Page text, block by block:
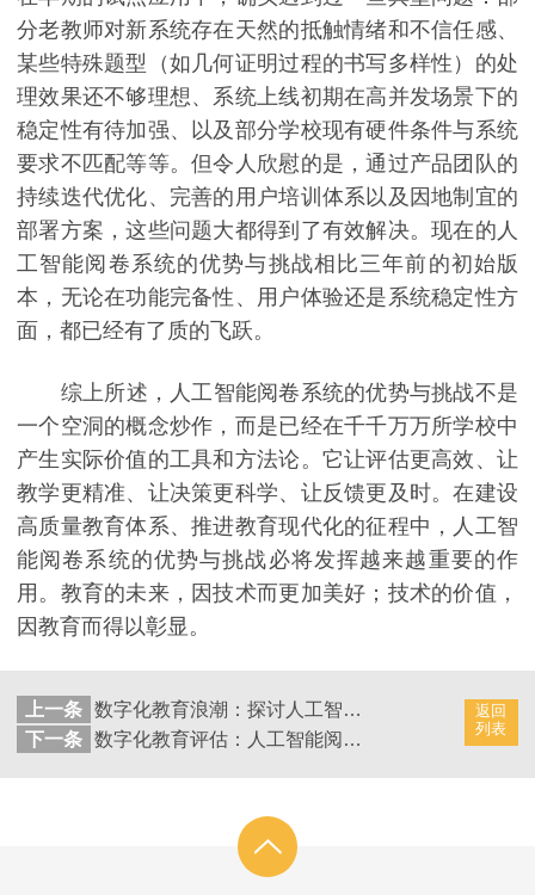
分老教师对新系统存在天然的抵触情绪和不信任感、
某些特殊题型（如几何证明过程的书写多样性）的处
理效果还不够理想、系统上线初期在高并发场景下的
稳定性有待加强、以及部分学校现有硬件条件与系统
要求不匹配等等。但令人欣慰的是，通过产品团队的
持续迭代优化、完善的用户培训体系以及因地制宜的
部署方案，这些问题大都得到了有效解决。现在的人
工智能阅卷系统的优势与挑战相比三年前的初始版
本，无论在功能完备性、用户体验还是系统稳定性方
面，都已经有了质的飞跃。
综上所述，人工智能阅卷系统的优势与挑战不是
一个空洞的概念炒作，而是已经在千千万万所学校中
产生实际价值的工具和方法论。它让评估更高效、让
教学更精准、让决策更科学、让反馈更及时。在建设
高质量教育体系、推进教育现代化的征程中，人工智
能阅卷系统的优势与挑战必将发挥越来越重要的作
用。教育的未来，因技术而更加美好；技术的价值，
因教育而得以彰显。
返回
列表
上一条
数字化教育浪潮：探讨人工智能阅卷系统
下一条
数字化教育评估：人工智能阅卷系统的高效之路